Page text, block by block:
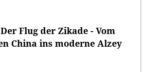
Der Flug der Zikade - Vom
China ins moderne Alzey